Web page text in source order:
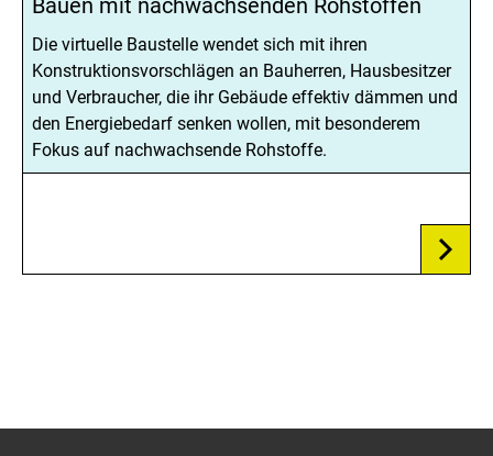
Bauen mit nachwachsenden Rohstoffen
Die virtuelle Baustelle wendet sich mit ihren
Konstruktionsvorschlägen an Bauherren, Hausbesitzer
und Verbraucher, die ihr Gebäude effektiv dämmen und
den Energiebedarf senken wollen, mit besonderem
Fokus auf nachwachsende Rohstoffe.